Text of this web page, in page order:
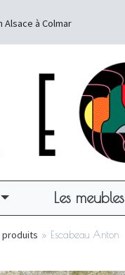
à Colmar
Les meubles
produits » Escabeau Anton